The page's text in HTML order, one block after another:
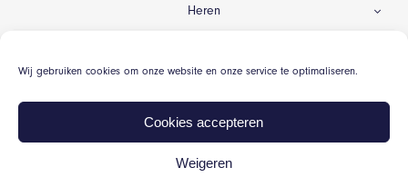
Wij gebruiken cookies om onze website en onze service te optimaliseren.
Cookies accepteren
Weigeren
Heren